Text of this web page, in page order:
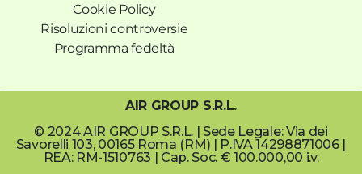
Cookie Policy
Risoluzioni controversie
Programma fedeltà
AIR GROUP S.R.L.
© 2024 AIR GROUP S.R.L. | Sede Legale: Via dei
Savorelli 103, 00165 Roma (RM) | P.IVA 14298871006 |
REA: RM-1510763 | Cap. Soc. € 100.000,00 i.v.